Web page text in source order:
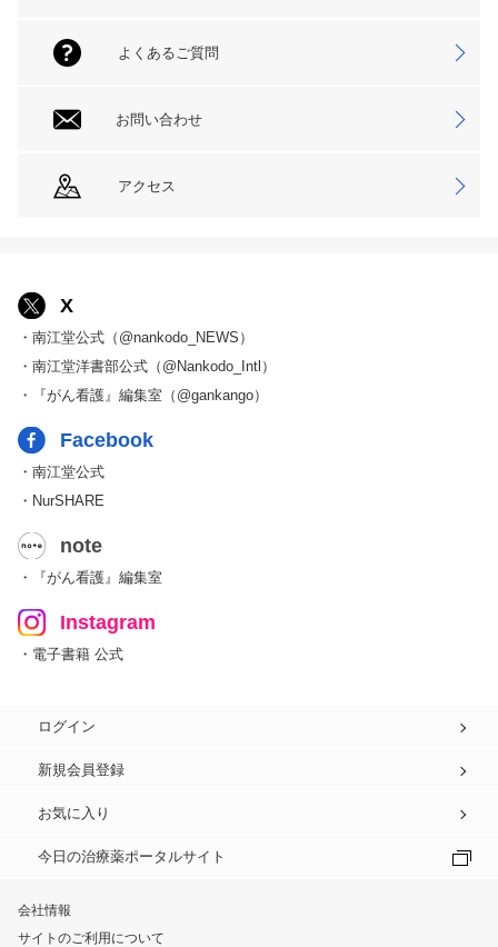
よくあるご質問
お問い合わせ
アクセス
X
・南江堂公式（@nankodo_NEWS）
・南江堂洋書部公式（@Nankodo_Intl）
・『がん看護』編集室（@gankango）
Facebook
・南江堂公式
・NurSHARE
note
・『がん看護』編集室
Instagram
・電子書籍 公式
ログイン
新規会員登録
お気に入り
今日の治療薬ポータルサイト
会社情報
サイトのご利用について